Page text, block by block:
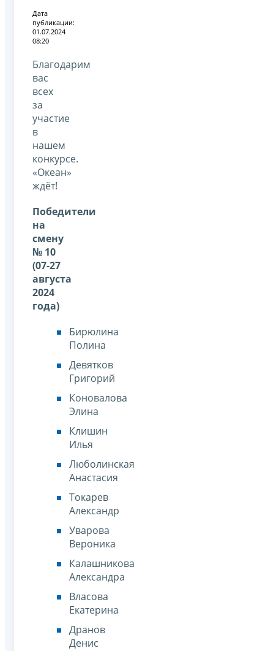
Дата
публикации:
01.07.2024
08:20
Благодарим
вас
всех
за
участие
в
нашем
конкурсе.
«Океан»
ждёт!
Победители
на
смену
№ 10
(07-27
августа
2024
года)
Бирюлина
Полина
Девятков
Григорий
Коновалова
Элина
Клишин
Илья
Люболинская
Анастасия
Токарев
Александр
Уварова
Вероника
Калашникова
Александра
Власова
Екатерина
Дранов
Денис